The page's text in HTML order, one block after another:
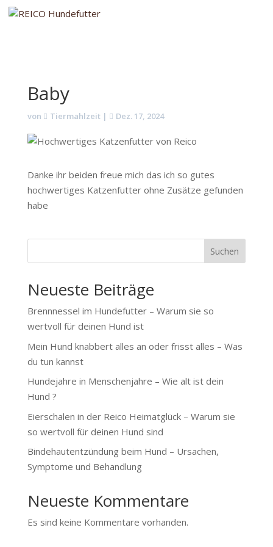
Baby
von Tiermahlzeit| Dez. 17, 2024
Danke ihr beiden freue mich das ich so gutes
hochwertiges Katzenfutter ohne Zusätze gefunden
habe
Suchen
Neueste Beiträge
Brennnessel im Hundefutter – Warum sie so
wertvoll für deinen Hund ist
Mein Hund knabbert alles an oder frisst alles – Was
du tun kannst
Hundejahre in Menschenjahre – Wie alt ist dein
Hund ?
Eierschalen in der Reico Heimatglück – Warum sie
so wertvoll für deinen Hund sind
Bindehautentzündung beim Hund – Ursachen,
Symptome und Behandlung
Neueste Kommentare
Es sind keine Kommentare vorhanden.